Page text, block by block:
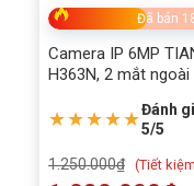
Đã bán
Camera IP 6MP
H363N, 2 mắt ngoài
★★★★★Đánh
5/5
1.250.000₫ (Tiết